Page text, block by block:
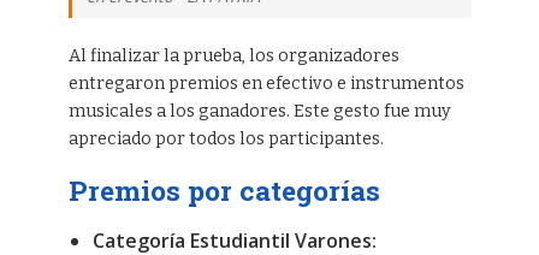
Al finalizar la prueba, los organizadores
entregaron premios en efectivo e instrumentos
musicales a los ganadores. Este gesto fue muy
apreciado por todos los participantes.
Premios por categorías
Categoría Estudiantil Varones: